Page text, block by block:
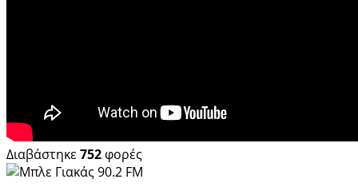
Διαβάστηκε 752 φορές